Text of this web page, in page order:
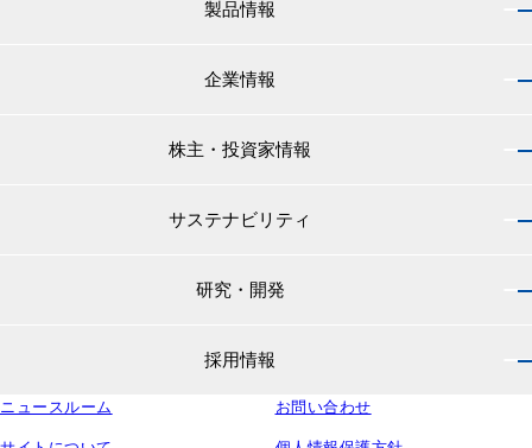
製品情報
小型船舶・漁船用塗料・漁網用防汚剤
建材用塗料
企業情報
本社・支店・営業所
株主・投資家情報
株主・投資家情報 トップ
中国塗料ってどんな会社？
財務・業績情報
サステナビリティ
サステナビリティ トップ
社会
ガバナンス
研究・開発
中国塗料の技術力
採用情報
ニュースルーム お問い合わせ